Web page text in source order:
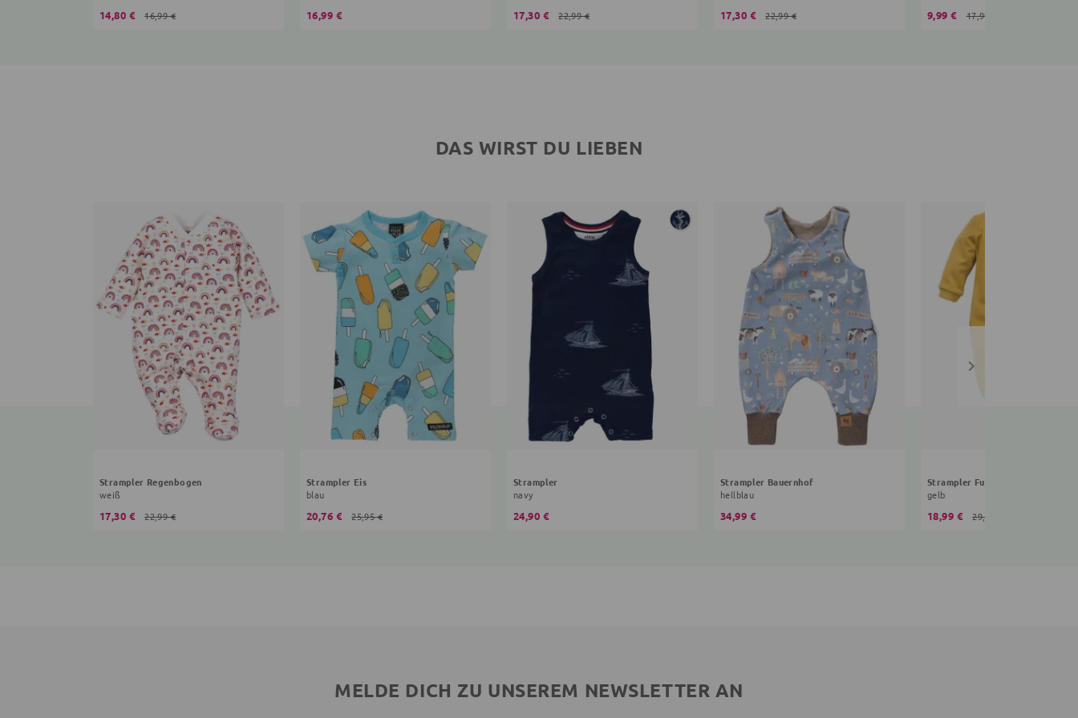
14,80 € 16,99 € 16,99 € 17,30 € 22,99 € 17,30 € 22,99 € 9,99 € 17,99 €
DAS WIRST DU LIEBEN
Strampler Regenbogen
weiß
17,30 € 22,99 €
Strampler Eis
blau
20,76 € 25,95 €
Strampler
navy
24,90 €
Strampler Bauernhof
hellblau
34,99 €
Strampler Fuchs
gelb
18,99 € 29,99 €
MELDE DICH ZU UNSEREM NEWSLETTER AN